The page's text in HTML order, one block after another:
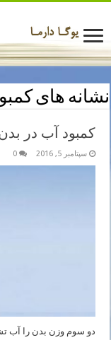
نشانه های
کمبود آب در
سپتامبر 5, 2016 0
دو سوم وزن بدن را آب